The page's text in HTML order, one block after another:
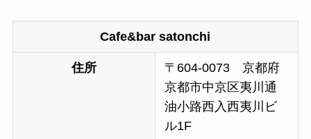
Cafe&bar satonchi
住所
〒604-0073 京都府
京都市中京区夷川通
油小路西入西夷川ビ
ル1F